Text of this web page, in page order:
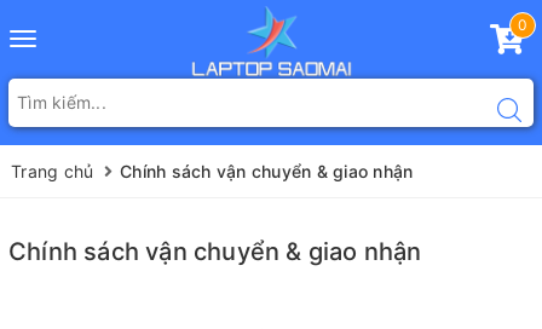
Toggle
0
Trang chủ Chính sách vận chuyển & giao nhận
Chính sách vận chuyển & giao nhận